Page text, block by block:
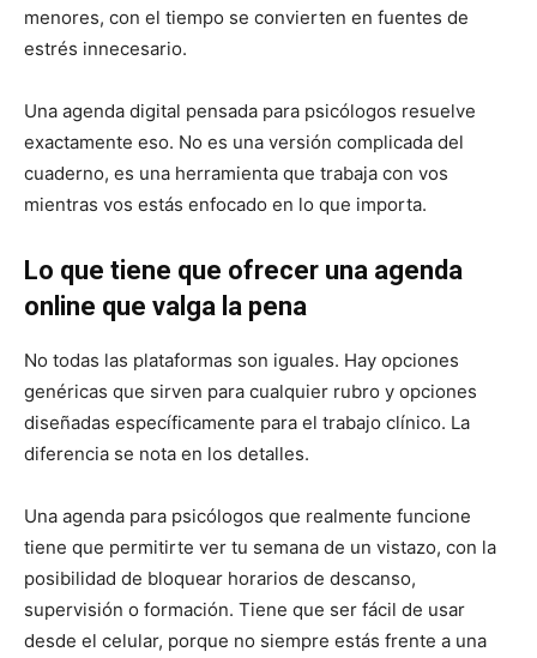
menores, con el tiempo se convierten en fuentes de
estrés innecesario.
Una agenda digital pensada para psicólogos resuelve
exactamente eso. No es una versión complicada del
cuaderno, es una herramienta que trabaja con vos
mientras vos estás enfocado en lo que importa.
Lo que tiene que ofrecer una agenda
online que valga la pena
No todas las plataformas son iguales. Hay opciones
genéricas que sirven para cualquier rubro y opciones
diseñadas específicamente para el trabajo clínico. La
diferencia se nota en los detalles.
Una agenda para psicólogos que realmente funcione
tiene que permitirte ver tu semana de un vistazo, con la
posibilidad de bloquear horarios de descanso,
supervisión o formación. Tiene que ser fácil de usar
desde el celular, porque no siempre estás frente a una